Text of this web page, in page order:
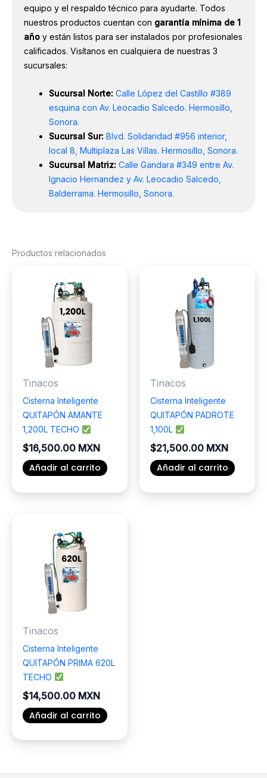
equipo y el respaldo técnico para ayudarte. Todos
nuestros productos cuentan con garantía mínima de 1
año y están listos para ser instalados por profesionales
calificados. Visítanos en cualquiera de nuestras 3
sucursales:
Sucursal Norte: Calle López del Castillo #389
esquina con Av. Leocadio Salcedo. Hermosillo,
Sonora.
Sucursal Sur: Blvd. Solidaridad #956 interior,
local 8, Multiplaza Las Villas. Hermosillo, Sonora.
Sucursal Matriz: Calle Gandara #349 entre Av.
Ignacio Hernandez y Av. Leocadio Salcedo,
Balderrama. Hermosillo, Sonora.
Productos relacionados
Tinacos
Cisterna Inteligente
QUITAPÓN AMANTE
1,200L TECHO
$16,500.00 MXN
Añadir al carrito
Tinacos
Cisterna Inteligente
QUITAPÓN PADROTE
1,100L
$21,500.00 MXN
Añadir al carrito
Tinacos
Cisterna Inteligente
QUITAPÓN PRIMA 620L
TECHO
$14,500.00 MXN
Añadir al carrito